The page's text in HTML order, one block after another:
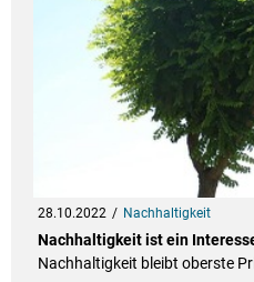
28.10.2022 Nachhaltigkeit
Nachhaltigkeit ist ein
Nachhaltigkeit bleibt oberste